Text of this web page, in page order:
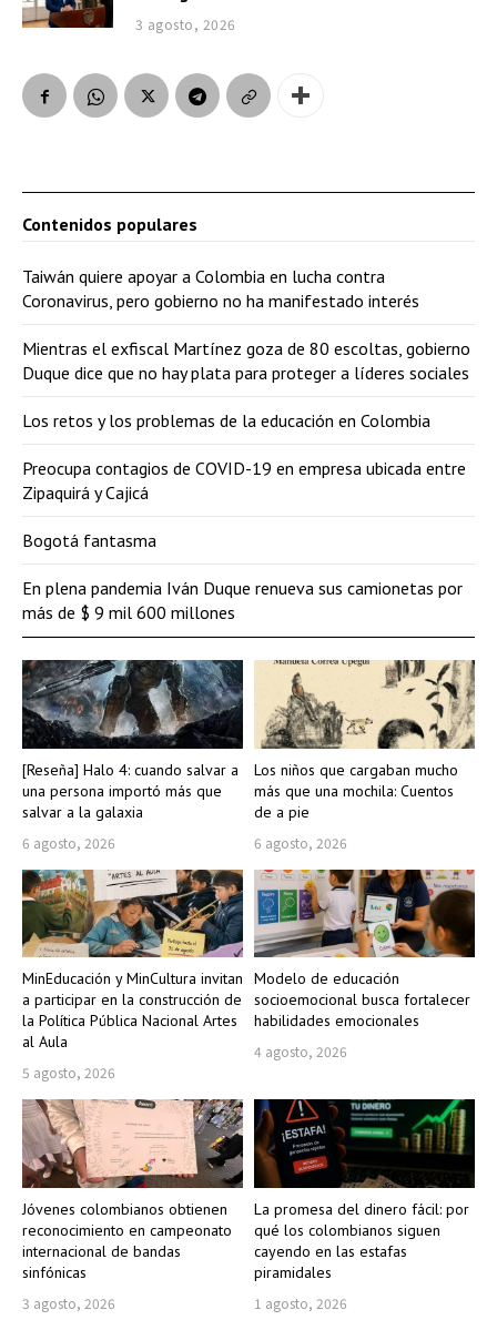
3 agosto, 2026
[Reseña] Halo 4: cuando salvar a
una persona importó más que
salvar a la galaxia
6 agosto, 2026
Los niños que cargaban mucho
más que una mochila: Cuentos
de a pie
6 agosto, 2026
MinEducación y MinCultura invitan
a participar en la construcción de
la Política Pública Nacional Artes
al Aula
5 agosto, 2026
Modelo de educación
socioemocional busca fortalecer
habilidades emocionales
4 agosto, 2026
Jóvenes colombianos obtienen
reconocimiento en campeonato
internacional de bandas
sinfónicas
3 agosto, 2026
La promesa del dinero fácil: por
qué los colombianos siguen
cayendo en las estafas
piramidales
1 agosto, 2026
Contenidos populares
Taiwán quiere apoyar a Colombia en lucha contra
Coronavirus, pero gobierno no ha manifestado interés
Mientras el exfiscal Martínez goza de 80 escoltas, gobierno
Duque dice que no hay plata para proteger a líderes sociales
Los retos y los problemas de la educación en Colombia
Preocupa contagios de COVID-19 en empresa ubicada entre
Zipaquirá y Cajicá
Bogotá fantasma
En plena pandemia Iván Duque renueva sus camionetas por
más de $ 9 mil 600 millones